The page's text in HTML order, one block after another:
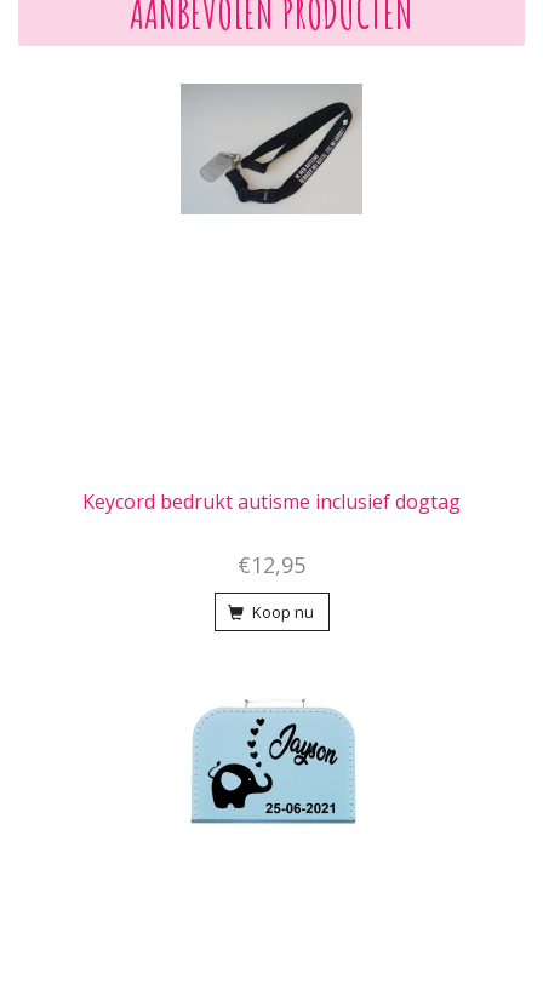
AANBEVOLEN PRODUCTEN
Keycord bedrukt autisme inclusief dogtag
€12,95
Koop nu